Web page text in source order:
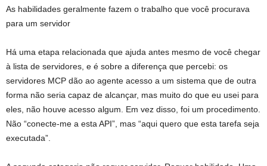
As habilidades geralmente fazem o trabalho que você procurava
para um servidor
Há uma etapa relacionada que ajuda antes mesmo de você chegar
à lista de servidores, e é sobre a diferença que percebi: os
servidores MCP dão ao agente acesso a um sistema que de outra
forma não seria capaz de alcançar, mas muito do que eu usei para
eles, não houve acesso algum. Em vez disso, foi um procedimento.
Não “conecte-me a esta API”, mas “aqui quero que esta tarefa seja
executada”.